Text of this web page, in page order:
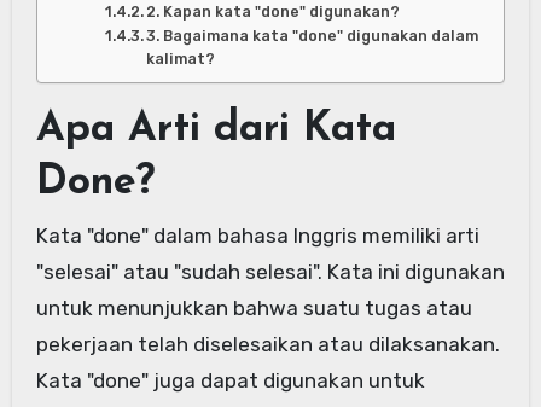
2. Kapan kata "done" digunakan?
3. Bagaimana kata "done" digunakan dalam
kalimat?
Apa Arti dari Kata
Done?
Kata "done" dalam bahasa Inggris memiliki arti
"selesai" atau "sudah selesai". Kata ini digunakan
untuk menunjukkan bahwa suatu tugas atau
pekerjaan telah diselesaikan atau dilaksanakan.
Kata "done" juga dapat digunakan untuk